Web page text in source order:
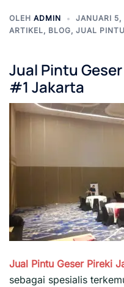
OLEH ADMIN
JANUARI
ARTIKEL, BLOG, JUAL
Jual Pintu
#1 Jakarta
Jual Pintu Geser Pireki
sebagai spesialis